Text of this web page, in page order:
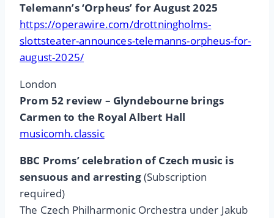
Telemann’s ‘Orpheus’ for August 2025
https://operawire.com/drottningholms-
slottsteater-announces-telemanns-orpheus-for-
august-2025/
London
Prom 52 review – Glyndebourne brings
Carmen to the Royal Albert Hall
musicomh.classic
BBC Proms’ celebration of Czech music is
sensuous and arresting(Subscription
required)
The Czech Philharmonic Orchestra under Jakub